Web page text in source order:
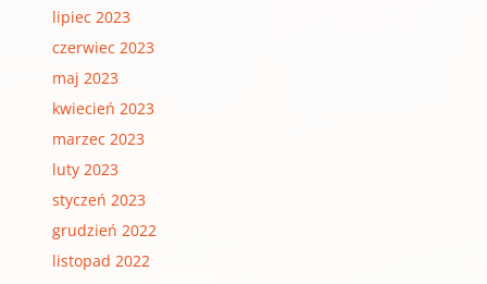
lipiec 2023
czerwiec 2023
maj 2023
kwiecień 2023
marzec 2023
luty 2023
styczeń 2023
grudzień 2022
listopad 2022